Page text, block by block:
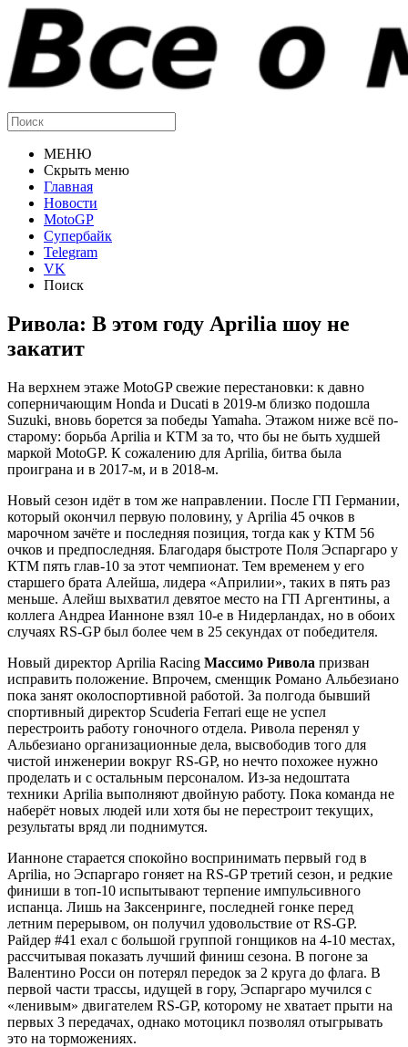
МЕНЮ
Скрыть меню
Главная
Новости
MotoGP
Супербайк
Telegram
VK
Поиск
Ривола: В этом году Aprilia шоу не
закатит
На верхнем этаже MotoGP свежие перестановки: к давно
соперничающим Honda и Ducati в 2019-м близко подошла
Suzuki, вновь борется за победы Yamaha. Этажом ниже всё по-
старому: борьба Aprilia и КТМ за то, что бы не быть худшей
маркой MotoGP. К сожалению для Aprilia, битва была
проиграна и в 2017-м, и в 2018-м.
Новый сезон идёт в том же направлении. После ГП Германии,
который окончил первую половину, у Aprilia 45 очков в
марочном зачёте и последняя позиция, тогда как у КТМ 56
очков и предпоследняя. Благодаря быстроте Поля Эспаргаро у
КТМ пять глав-10 за этот чемпионат. Тем временем у его
старшего брата Алейша, лидера «Априлии», таких в пять раз
меньше. Алейш выхватил девятое место на ГП Аргентины, а
коллега Андреа Ианноне взял 10-е в Нидерландах, но в обоих
случаях RS-GP был более чем в 25 секундах от победителя.
Новый директор Aprilia Racing Массимо Ривола призван
исправить положение. Впрочем, сменщик Романо Альбезиано
пока занят околоспортивной работой. За полгода бывший
спортивный директор Scuderia Ferrari еще не успел
перестроить работу гоночного отдела. Ривола перенял у
Альбезиано организационные дела, высвободив того для
чистой инженерии вокруг RS-GP, но нечто похожее нужно
проделать и с остальным персоналом. Из-за недоштата
техники Aprilia выполняют двойную работу. Пока команда не
наберёт новых людей или хотя бы не перестроит текущих,
результаты вряд ли поднимутся.
Ианноне старается спокойно воспринимать первый год в
Aprilia, но Эспаргаро гоняет на RS-GP третий сезон, и редкие
финиши в топ-10 испытывают терпение импульсивного
испанца. Лишь на Заксенринге, последней гонке перед
летним перерывом, он получил удовольствие от RS-GP.
Райдер #41 ехал с большой группой гонщиков на 4-10 местах,
рассчитывая показать лучший финиш сезона. В погоне за
Валентино Росси он потерял передок за 2 круга до флага. В
первой части трассы, идущей в гору, Эспаргаро мучился с
«ленивым» двигателем RS-GP, которому не хватает прыти на
первых 3 передачах, однако мотоцикл позволял отыгрывать
это на торможениях.